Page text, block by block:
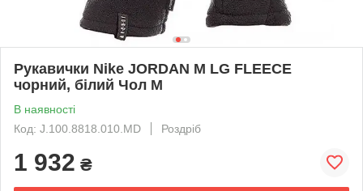
Рукавички Nike JORDAN M LG FLEECE
чорний, білий Чол M
В наявності
Код: J.100.8818.010.MD
Роздріб
1 932 ₴